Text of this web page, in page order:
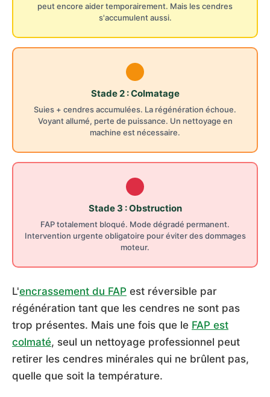
peut encore aider temporairement. Mais les cendres
s'accumulent aussi.
Stade 2 : Colmatage
Suies + cendres accumulées. La régénération échoue.
Voyant allumé, perte de puissance. Un nettoyage en
machine est nécessaire.
Stade 3 : Obstruction
FAP totalement bloqué. Mode dégradé permanent.
Intervention urgente obligatoire pour éviter des dommages
moteur.
L'encrassement du FAP est réversible par
régénération tant que les cendres ne sont pas
trop présentes. Mais une fois que le FAP est
colmaté, seul un nettoyage professionnel peut
retirer les cendres minérales qui ne brûlent pas,
quelle que soit la température.